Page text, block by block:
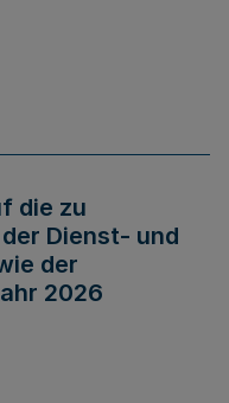
die zu
Dienst- und
der
2026